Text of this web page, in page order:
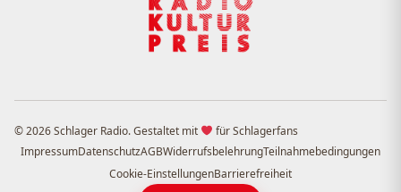
© 2026 Schlager Radio. Gestaltet mit
für Schlagerfans
ImpressumDatenschutzAGBWiderrufsbelehrungTeilnahmebedingungen
Cookie-EinstellungenBarrierefreiheit